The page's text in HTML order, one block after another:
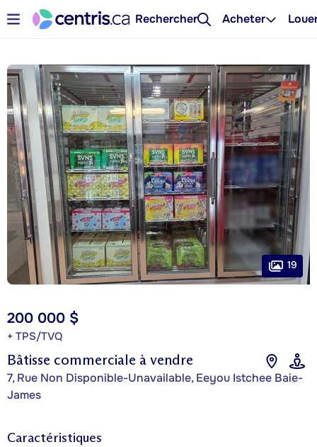
Rechercher Acheter
Bâtisse commerciale à vendre
7, Rue Non Disponible-Unavailable, Eeyou Istchee Baie-
James
200 000 $
+ TPS/TVQ
19
Caractéristiques